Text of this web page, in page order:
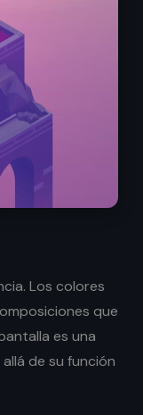
Los colores
que
es una
de su función